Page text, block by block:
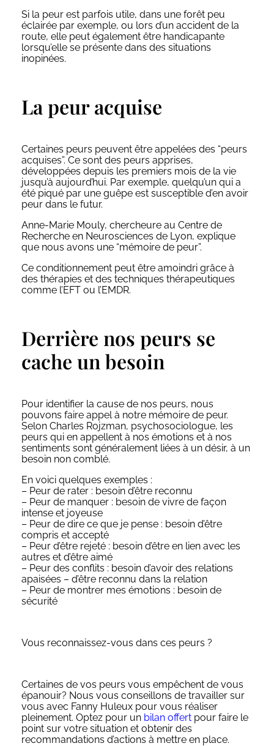
Si la peur est parfois utile, dans une forêt peu
éclairée par exemple, ou lors d’un accident de la
route, elle peut également être handicapante
lorsqu’elle se présente dans des situations
inopinées.
La peur acquise
Certaines peurs peuvent être appelées des “peurs
acquises”. Ce sont des peurs apprises,
développées depuis les premiers mois de la vie
jusqu’à aujourd’hui. Par exemple, quelqu’un qui a
été piqué par une guêpe est susceptible d’en avoir
peur dans le futur.
Anne-Marie Mouly, chercheure au Centre de
Recherche en Neurosciences de Lyon, explique
que nous avons une “mémoire de peur”.
Ce conditionnement peut être amoindri grâce à
des thérapies et des techniques thérapeutiques
comme l’EFT ou l’EMDR.
Derrière nos peurs se
cache un besoin
Pour identifier la cause de nos peurs, nous
pouvons faire appel à notre mémoire de peur.
Selon Charles Rojzman, psychosociologue, les
peurs qui en appellent à nos émotions et à nos
sentiments sont généralement liées à un désir, à un
besoin non comblé.
En voici quelques exemples :
– Peur de rater : besoin d’être reconnu
– Peur de manquer : besoin de vivre de façon
intense et joyeuse
– Peur de dire ce que je pense : besoin d’être
compris et accepté
– Peur d’être rejeté : besoin d’être en lien avec les
autres et d’être aimé
– Peur des conflits : besoin d’avoir des relations
apaisées – d’être reconnu dans la relation
– Peur de montrer mes émotions : besoin de
sécurité
Vous reconnaissez-vous dans ces peurs ?
Certaines de vos peurs vous empêchent de vous
épanouir? Nous vous conseillons de travailler sur
vous avec Fanny Huleux pour vous réaliser
pleinement. Optez pour un bilan offert pour faire le
point sur votre situation et obtenir des
recommandations d’actions à mettre en place.